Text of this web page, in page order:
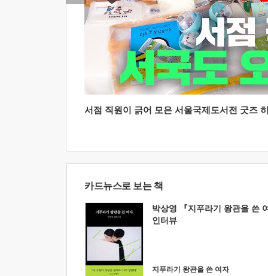
서점 직원이 긁어 모은 서울국제도서전 굿즈
카드뉴스로 보는 책
박상영 『지푸라기 왕관을 쓴
인터뷰
지푸라기 왕관을 쓴 여자